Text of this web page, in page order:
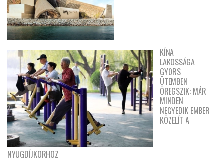
KÍNA
LAKOSSÁGA
GYORS
ÜTEMBEN
ÖREGSZIK: MÁR
MINDEN
NEGYEDIK EMBER
KÖZELÍT A
NYUGDÍJKORHOZ